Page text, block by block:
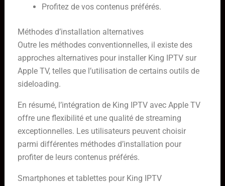
Profitez de vos contenus préférés.
Méthodes d’installation alternatives
Outre les méthodes conventionnelles, il existe des
approches alternatives pour installer King IPTV sur
Apple TV, telles que l’utilisation de certains outils de
sideloading.
En résumé, l’intégration de King IPTV avec Apple TV
offre une flexibilité et une qualité de streaming
exceptionnelles. Les utilisateurs peuvent choisir
parmi différentes méthodes d’installation pour
profiter de leurs contenus préférés.
Smartphones et tablettes pour King IPTV